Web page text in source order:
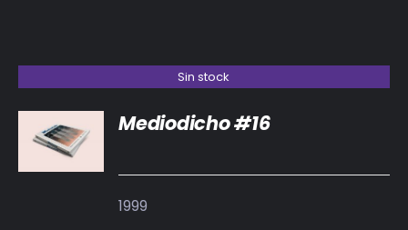
Sin stock
DETALLES
Mediodicho #16
1999